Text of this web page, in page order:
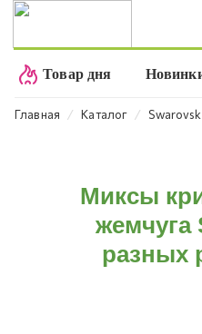
Товар дня
Главная ⁄ Каталог ⁄
Миксы
жемчуга
разных